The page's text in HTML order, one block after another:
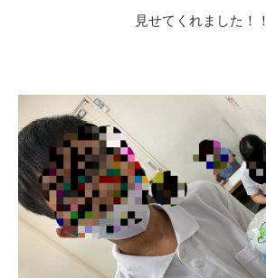
見せてくれました！！